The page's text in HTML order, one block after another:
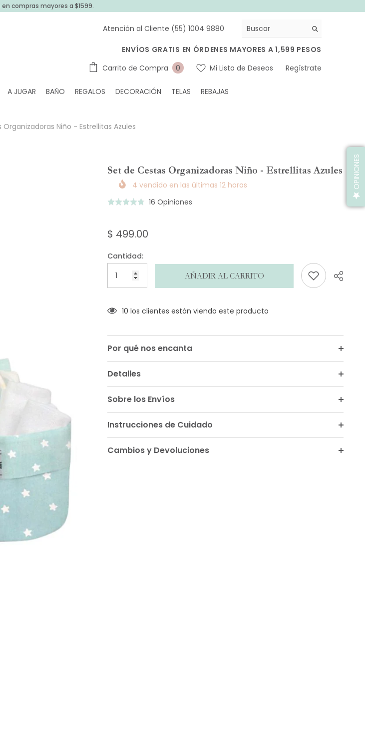
en compras mayores a $1599.
Atención al Cliente (55) 1004 9880
ENVÍOS GRATIS EN ÓRDENES MAYORES A 1,599 PESOS
Carrito de Compra
0 0
Mi Lista de Deseos Regístrate
A JUGAR BAÑO REGALOS DECORACIÓN TELAS REBAJAS
Organizadoras Niño - Estrellitas Azules
Set de Cestas Organizadoras Niño - Estrellitas Azules
4 vendido en las últimas12 horas
Puntuado
5
16 OpinionesBasado
$ 499.00
Cantidad:
AÑADIR AL CARRITO
10 los clientes están viendo este producto
Por qué nos encanta
Detalles
Sobre los Envíos
Instrucciones de Cuidado
Cambios y Devoluciones
OPINIONES